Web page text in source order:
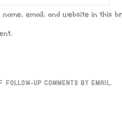
name, email, and website in this
FOLLOW-UP COMMENTS BY EMAIL.